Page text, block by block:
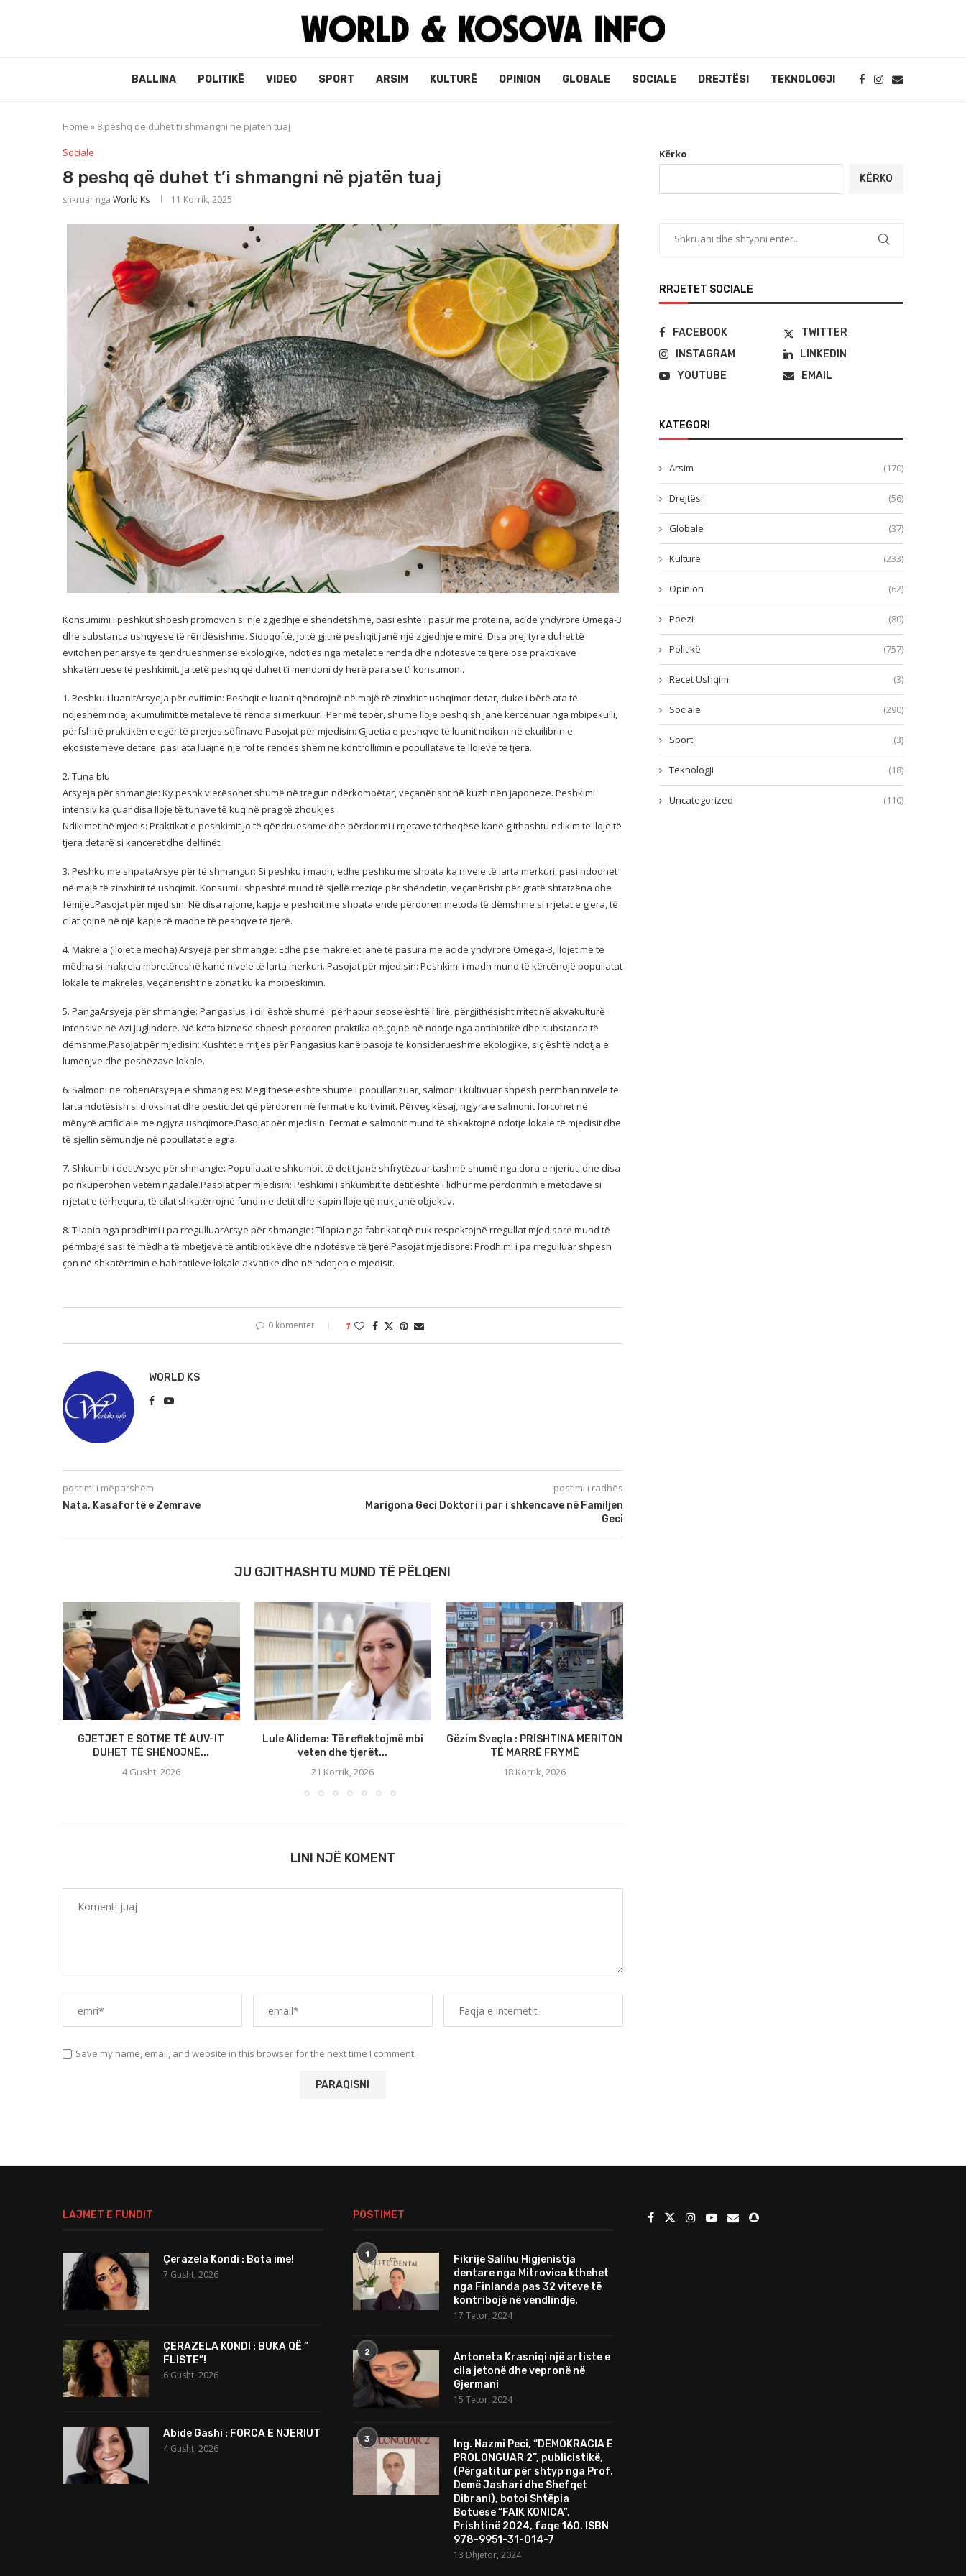
BALLINA POLITIKË VIDEO SPORT ARSIM KULTURË OPINION GLOBALE SOCIALE DREJTËSI TEKNOLOGJI
Home » 8 peshq që duhet t’i shmangni në pjatën tuaj
Sociale
8 peshq që duhet t’i shmangni në pjatën tuaj
shkruar nga World Ks 11 Korrik, 2025
Konsumimi i peshkut shpesh promovon si një zgjedhje e shëndetshme, pasi është i pasur me proteina, acide yndyrore Omega-3
dhe substanca ushqyese të rëndësishme. Sidoqoftë, jo të gjithë peshqit janë një zgjedhje e mirë. Disa prej tyre duhet të
evitohen për arsye të qëndrueshmërisë ekologjike, ndotjes nga metalet e rënda dhe ndotësve të tjerë ose praktikave
shkatërruese të peshkimit. Ja tetë peshq që duhet t’i mendoni dy herë para se t’i konsumoni.
1. Peshku i luanitArsyeja për evitimin: Peshqit e luanit qëndrojnë në majë të zinxhirit ushqimor detar, duke i bërë ata të
ndjeshëm ndaj akumulimit të metaleve të rënda si merkuuri. Për më tepër, shumë lloje peshqish janë kërcënuar nga mbipekulli,
përfshirë praktikën e egër të prerjes sëfinave.Pasojat për mjedisin: Gjuetia e peshqve të luanit ndikon në ekuilibrin e
ekosistemeve detare, pasi ata luajnë një rol të rëndësishëm në kontrollimin e popullatave të llojeve të tjera.
2. Tuna blu
Arsyeja për shmangie: Ky peshk vlerësohet shumë në tregun ndërkombëtar, veçanërisht në kuzhinën japoneze. Peshkimi
intensiv ka çuar disa lloje të tunave të kuq në prag të zhdukjes.
Ndikimet në mjedis: Praktikat e peshkimit jo të qëndrueshme dhe përdorimi i rrjetave tërheqëse kanë gjithashtu ndikim te lloje të
tjera detarë si kanceret dhe delfinët.
3. Peshku me shpataArsye për të shmangur: Si peshku i madh, edhe peshku me shpata ka nivele të larta merkuri, pasi ndodhet
në majë të zinxhirit të ushqimit. Konsumi i shpeshtë mund të sjellë rreziqe për shëndetin, veçanërisht për gratë shtatzëna dhe
fëmijët.Pasojat për mjedisin: Në disa rajone, kapja e peshqit me shpata ende përdoren metoda të dëmshme si rrjetat e gjera, të
cilat çojnë në një kapje të madhe të peshqve të tjerë.
4. Makrela (llojet e mëdha) Arsyeja për shmangie: Edhe pse makrelet janë të pasura me acide yndyrore Omega-3, llojet më të
mëdha si makrela mbretëreshë kanë nivele të larta merkuri. Pasojat për mjedisin: Peshkimi i madh mund të kërcënojë popullatat
lokale të makrelës, veçanërisht në zonat ku ka mbipeskimin.
5. PangaArsyeja për shmangie: Pangasius, i cili është shumë i përhapur sepse është i lirë, përgjithësisht rritet në akvakulturë
intensive në Azi Juglindore. Në këto biznese shpesh përdoren praktika që çojnë në ndotje nga antibiotikë dhe substanca të
dëmshme.Pasojat për mjedisin: Kushtet e rritjes për Pangasius kanë pasoja të konsiderueshme ekologjike, siç është ndotja e
lumenjve dhe peshëzave lokale.
6. Salmoni në robëriArsyeja e shmangies: Megjithëse është shumë i popullarizuar, salmoni i kultivuar shpesh përmban nivele të
larta ndotësish si dioksinat dhe pesticidet që përdoren në fermat e kultivimit. Përveç kësaj, ngjyra e salmonit forcohet në
mënyrë artificiale me ngjyra ushqimore.Pasojat për mjedisin: Fermat e salmonit mund të shkaktojnë ndotje lokale të mjedisit dhe
të sjellin sëmundje në popullatat e egra.
7. Shkumbi i detitArsye për shmangie: Popullatat e shkumbit të detit janë shfrytëzuar tashmë shumë nga dora e njeriut, dhe disa
po rikuperohen vetëm ngadalë.Pasojat për mjedisin: Peshkimi i shkumbit të detit është i lidhur me përdorimin e metodave si
rrjetat e tërhequra, të cilat shkatërrojnë fundin e detit dhe kapin lloje që nuk janë objektiv.
8. Tilapia nga prodhimi i pa rregulluarArsye për shmangie: Tilapia nga fabrikat që nuk respektojnë rregullat mjedisore mund të
përmbajë sasi të mëdha të mbetjeve të antibiotikëve dhe ndotësve të tjerë.Pasojat mjedisore: Prodhimi i pa rregulluar shpesh
çon në shkatërrimin e habitatileve lokale akvatike dhe në ndotjen e mjedisit.
0 komentet 1
WORLD KS
postimi i mëparshëm
Nata, Kasafortë e Zemrave
postimi i radhës
Marigona Geci Doktori i par i shkencave në Familjen
Geci
JU GJITHASHTU MUND TË PËLQENI
GJETJET E SOTME TË AUV-IT
DUHET TË SHËNOJNË...
4 Gusht, 2026
Lule Alidema: Të reflektojmë mbi
veten dhe tjerët...
21 Korrik, 2026
Gëzim Sveçla : PRISHTINA MERITON
TË MARRË FRYMË
18 Korrik, 2026
LINI NJË KOMENT
Save my name, email, and website in this browser for the next time I comment.
Kërko
KËRKO
RRJETET SOCIALE
FACEBOOK
TWITTER
INSTAGRAM
LINKEDIN
YOUTUBE
EMAIL
KATEGORI
Arsim (170)
Drejtësi (56)
Globale (37)
Kulturë (233)
Opinion (62)
Poezi (80)
Politikë (757)
Recet Ushqimi (3)
Sociale (290)
Sport (3)
Teknologji (18)
Uncategorized (110)
LAJMET E FUNDIT
Çerazela Kondi : Bota ime!
7 Gusht, 2026
ÇERAZELA KONDI : BUKA QË ”
FLISTE”!
6 Gusht, 2026
Abide Gashi : FORCA E NJERIUT
4 Gusht, 2026
POSTIMET
1
Fikrije Salihu Higjenistja
dentare nga Mitrovica kthehet
nga Finlanda pas 32 viteve të
kontribojë në vendlindje.
17 Tetor, 2024
2
Antoneta Krasniqi një artiste e
cila jetonë dhe vepronë në
Gjermani
15 Tetor, 2024
3
Ing. Nazmi Peci, “DEMOKRACIA E
PROLONGUAR 2”, publicistikë,
(Përgatitur për shtyp nga Prof.
Demë Jashari dhe Shefqet
Dibrani), botoi Shtëpia
Botuese “FAIK KONICA”,
Prishtinë 2024, faqe 160. ISBN
978-9951-31-014-7
13 Dhjetor, 2024